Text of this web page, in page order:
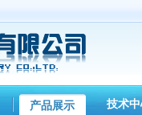
产品展示 技术